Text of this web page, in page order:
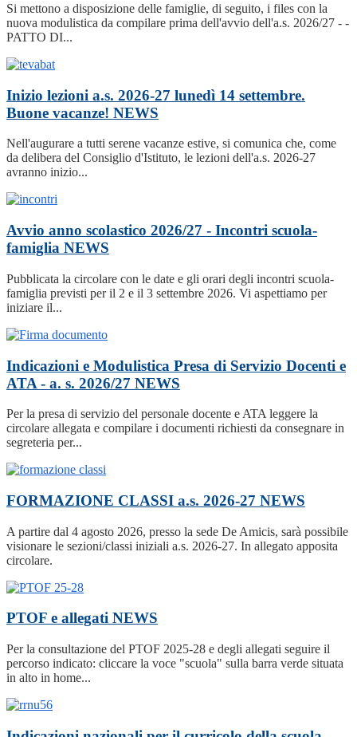
Si mettono a disposizione delle famiglie, di seguito, i files con la
nuova modulistica da compilare prima dell'avvio dell'a.s. 2026/27 - -
PATTO DI...
Inizio lezioni a.s. 2026-27 lunedì 14 settembre.
Buone vacanze! NEWS
Nell'augurare a tutti serene vacanze estive, si comunica che, come
da delibera del Consiglio d'Istituto, le lezioni dell'a.s. 2026-27
avranno inizio...
Avvio anno scolastico 2026/27 - Incontri scuola-
famiglia NEWS
Pubblicata la circolare con le date e gli orari degli incontri scuola-
famiglia previsti per il 2 e il 3 settembre 2026. Vi aspettiamo per
iniziare il...
Indicazioni e Modulistica Presa di Servizio Docenti e
ATA - a. s. 2026/27 NEWS
Per la presa di servizio del personale docente e ATA leggere la
circolare allegata e compilare i documenti richiesti da consegnare in
segreteria per...
FORMAZIONE CLASSI a.s. 2026-27 NEWS
A partire dal 4 agosto 2026, presso la sede De Amicis, sarà possibile
visionare le sezioni/classi iniziali a.s. 2026-27. In allegato apposita
circolare.
PTOF e allegati NEWS
Per la consultazione del PTOF 2025-28 e degli allegati seguire il
percorso indicato: cliccare la voce "scuola" sulla barra verde situata
in alto in home...